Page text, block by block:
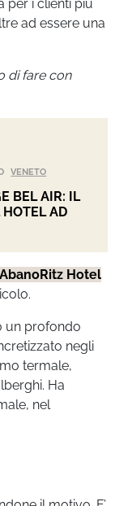
per i clienti più
ad essere una
di fare con
VENETO
BEL AIR: IL
AD
AbanoRitz Hotel
un profondo
negli
termale,
Ha
nel